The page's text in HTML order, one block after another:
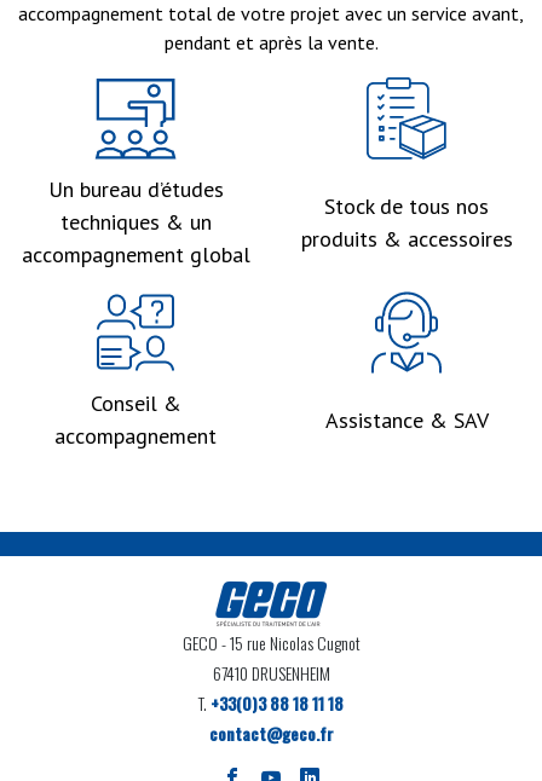
accompagnement total de votre projet avec un service avant,
pendant et après la vente.
Un bureau d’études
techniques & un
accompagnement global
Stock de tous nos
produits & accessoires
Conseil &
accompagnement
Assistance & SAV
GECO- 15 rue Nicolas Cugnot
67410 DRUSENHEIM
T. +33(0)3 88 18 11 18
contact@geco.fr